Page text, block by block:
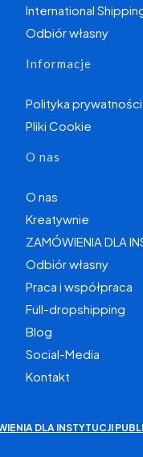
International
Odbiór własny
Informacje
Polityka prywatności
Pliki Cookie
O nas
O nas
Kreatywnie
ZAMÓWIENIA DLA
Odbiór własny
Praca i współpraca
Full-dropshipping
Blog
Social-Media
Kontakt
DLA INSTYTUCJI